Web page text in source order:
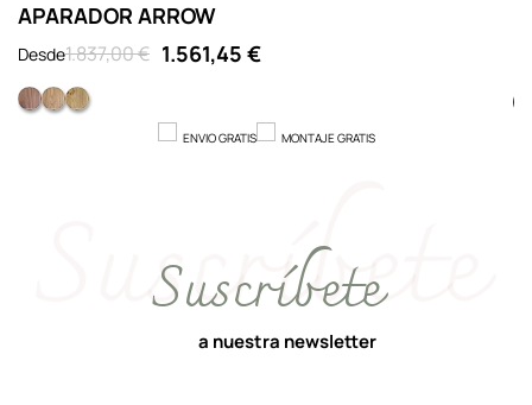
APARADOR ARROW
Desde1.837,00 € 1.561,45 €
Nogal
RobleRoble con nudos
ENVIO GRATIS MONTAJE GRATIS
Suscríbete
a nuestra newsletter